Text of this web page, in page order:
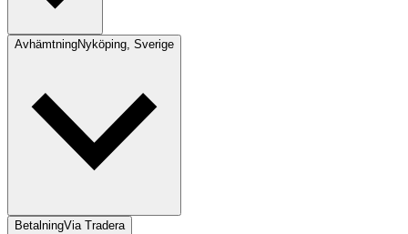
AvhämtningNyköping, Sverige
BetalningVia Tradera